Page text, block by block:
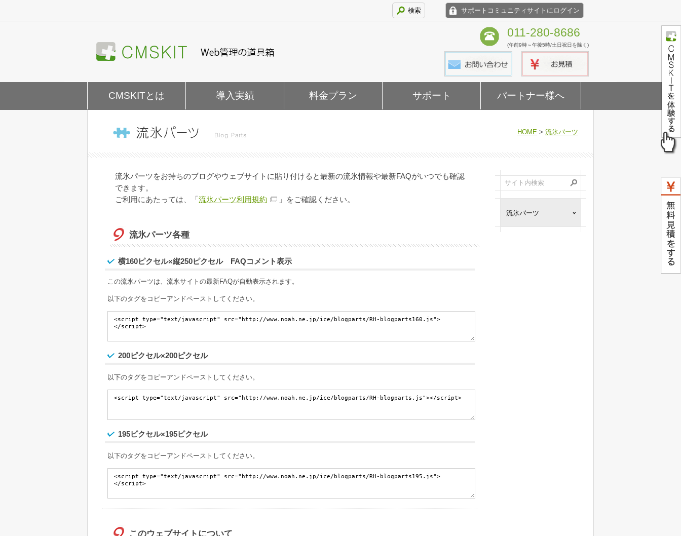
サポートコミュニティサイトにログイン
検索
ン
011-280-8686
(午前9時～午後5時/土日祝日を除く)
CMSKITとは 導入実績 料金プラン サポート パートナー様へ
HOME > 流氷パーツ
流氷パーツをお持ちのブログやウェブサイトに貼り付けると最新の流氷情報や最新FAQがいつでも確認
できます。
ご利用にあたっては、「流氷パーツ利用規約 」をご確認ください。
流氷パーツ各種
横160ピクセル×縦250ピクセル FAQコメント表示
この流氷パーツは、流氷サイトの最新FAQが自動表示されます。
以下のタグをコピーアンドペーストしてください。
200ピクセル×200ピクセル
以下のタグをコピーアンドペーストしてください。
195ピクセル×195ピクセル
以下のタグをコピーアンドペーストしてください。
このウェブサイトについて
流氷パーツ